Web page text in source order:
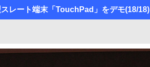
レート端末「TouchPad」をデモ(18/18)